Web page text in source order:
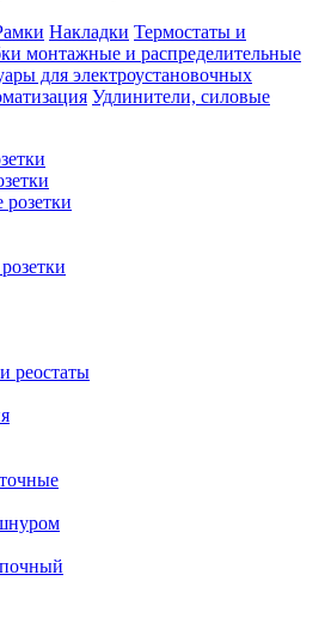
Накладки Термостаты и
монтажные и распределительные
для электроустановочных
Удлинители, силовые
реостаты